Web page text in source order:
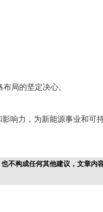
局的坚定决心。
响力，为新能源事业和可
不构成任何其他建议，文章内